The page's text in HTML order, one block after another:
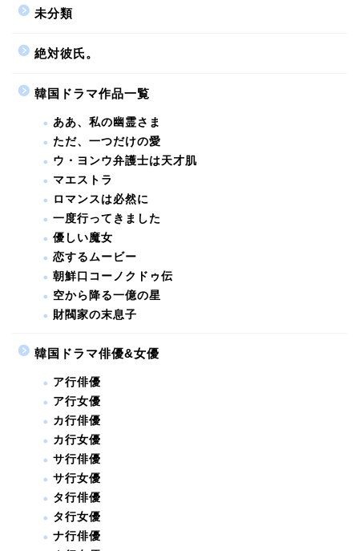
未分類
絶対彼氏。
韓国ドラマ作品一覧
ああ、私の幽霊さま
ただ、一つだけの愛
ウ・ヨンウ弁護士は天才肌
マエストラ
ロマンスは必然に
一度行ってきました
優しい魔女
恋するムービー
朝鮮口コーノクドゥ伝
空から降る一億の星
財閥家の末息子
韓国ドラマ俳優&女優
ア行俳優
ア行女優
カ行俳優
カ行女優
サ行俳優
サ行女優
タ行俳優
タ行女優
ナ行俳優